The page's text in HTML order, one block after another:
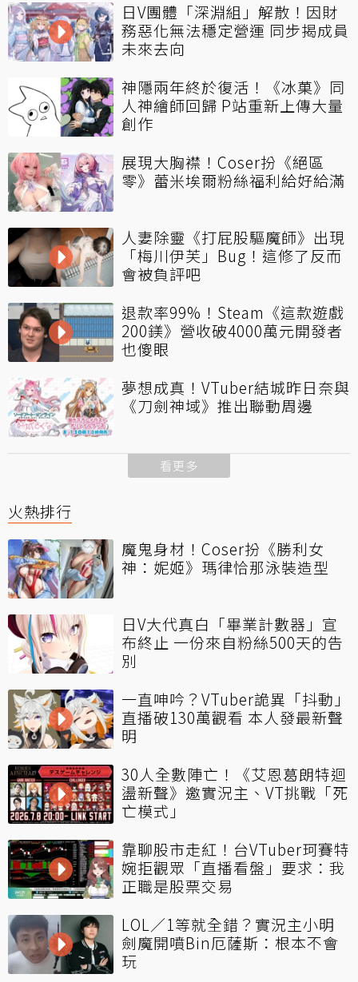
日V團體「深淵組」解散！因財
務惡化無法穩定營運 同步揭成員
未來去向
神隱兩年終於復活！《冰菓》同
人神繪師回歸 P站重新上傳大量
創作
展現大胸襟！Coser扮《絕區
零》蕾米埃爾粉絲福利給好給滿
人妻除靈《打屁股驅魔師》出現
「梅川伊芙」Bug！這修了反而
會被負評吧
退款率99%！Steam《這款遊戲
200鎂》營收破4000萬元開發者
也傻眼
夢想成真！VTuber結城昨日奈與
《刀劍神域》推出聯動周邊
看更多
火熱排行
魔鬼身材！Coser扮《勝利女
神：妮姬》瑪律恰那泳裝造型
日V大代真白「畢業計數器」宣
布終止 一份來自粉絲500天的告
別
一直呻吟？VTuber詭異「抖動」
直播破130萬觀看 本人發最新聲
明
30人全數陣亡！《艾恩葛朗特迴
盪新聲》邀實況主、VT挑戰「死
亡模式」
靠聊股市走紅！台VTuber珂賽特
婉拒觀眾「直播看盤」要求：我
正職是股票交易
LOL／1等就全錯？實況主小明
劍魔開噴Bin厄薩斯：根本不會
玩